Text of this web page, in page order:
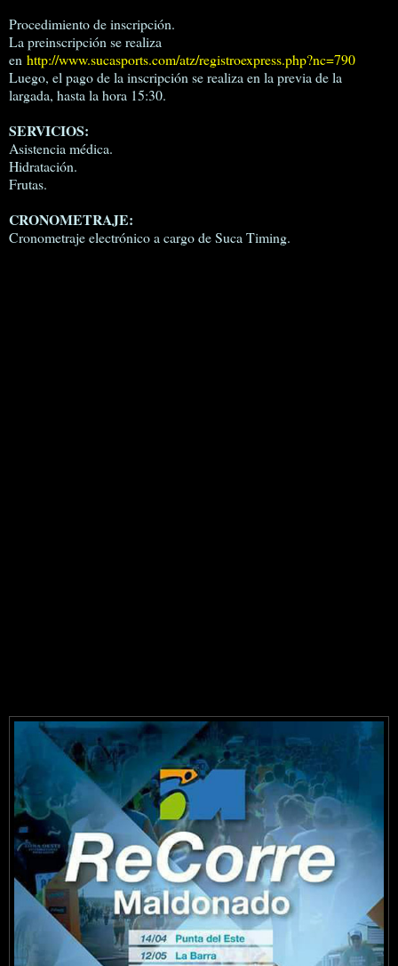
Procedimiento de inscripción.
La preinscripción se realiza
en http://www.sucasports.com/atz/registroexpress.php?nc=790
Luego, el pago de la inscripción se realiza en la previa de la
largada, hasta la hora 15:30.
SERVICIOS:
Asistencia médica.
Hidratación.
Frutas.
CRONOMETRAJE:
Cronometraje electrónico a cargo de Suca Timing.